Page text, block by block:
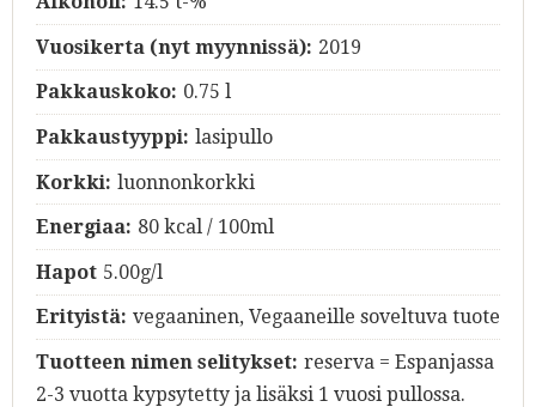
Vuosikerta (nyt myynnissä): 2019
Pakkauskoko: 0.75 l
Pakkaustyyppi: lasipullo
Korkki: luonnonkorkki
Energiaa: 80 kcal / 100ml
Hapot 5.00g/l
Erityistä: vegaaninen, Vegaaneille soveltuva tuote
Tuotteen nimen selitykset: reserva = Espanjassa
2-3 vuotta kypsytetty ja lisäksi 1 vuosi pullossa.